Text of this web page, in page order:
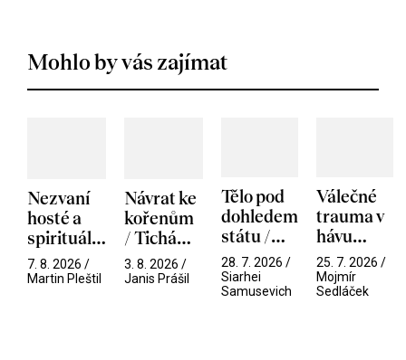
Mohlo by vás zajímat
Nezvaní
hosté a
spirituální
narušitelé
z vesmíru
7. 8. 2026 /
Martin Pleštil
Návrat ke
kořenům
/ Tichá
přítelkyně
3. 8. 2026 /
Janis Prášil
Tělo pod
dohledem
státu /
Pramen
28. 7. 2026 /
Siarhei
Samusevich
Válečné
trauma v
hávu
spektáklu
/ Odyssea
25. 7. 2026 /
Mojmír
Sedláček